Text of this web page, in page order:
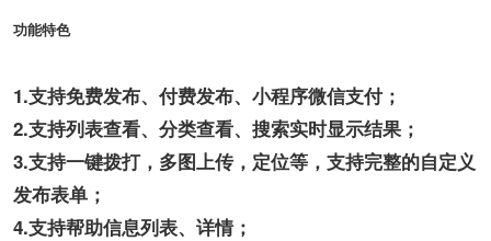
功能特色
1.支持免费发布、付费发布、小程序微信支付；
2.支持列表查看、分类查看、搜索实时显示结果；
3.支持一键拨打，多图上传，定位等，支持完整的自定义
发布表单；
4.支持帮助信息列表、详情；